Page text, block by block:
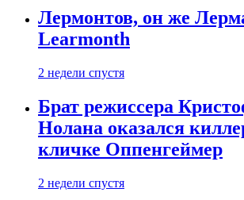
Лермонтов, он же
Learmonth
2 недели спустя
Брат режиссера
Нолана оказался
кличке Оппенгеймер
2 недели спустя